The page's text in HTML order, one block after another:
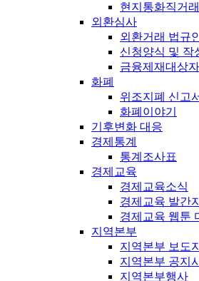
현지통화직거
외환심사
외환거래 법규
신청양식 및 작
금융제재대상
화폐
위조지폐 신고
화폐이야기
기후변화 대응
경제통계
통계조사표
경제교육
경제교육소식
경제교육 발간
경제교육 웹툰
지역본부
지역본부 보도
지역본부 공지
지역본부행사